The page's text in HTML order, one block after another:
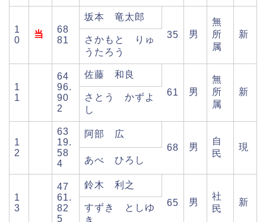
1
0
当
68
81
坂本 竜太郎
35
男
無
所
属
新
さかもと りゅ
うたろう
1
1
64
96.
90
2
佐藤 和良
61
男
無
所
属
新
さとう かずよ
し
1
2
63
19.
58
4
阿部 広
68
男
自
民
現
あべ ひろし
1
3
47
61.
82
5
鈴木 利之
65
男
社
民
新
すずき としゆ
き